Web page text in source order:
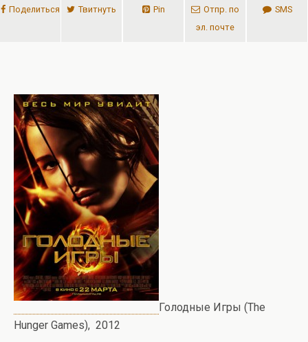
Поделиться Твитнуть Pin
Отпр. по
эл. почте
SMS
Голодные Игры (The
Hunger Games), 2012